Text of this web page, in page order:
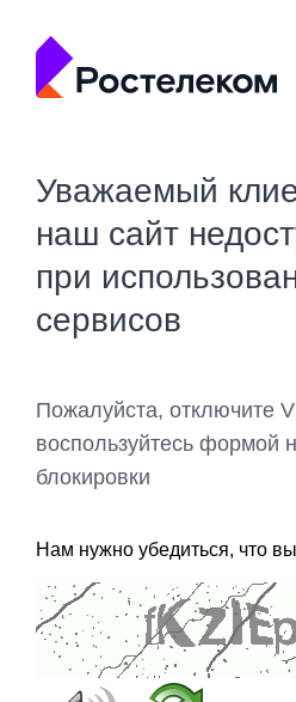
Уважаемый
наш сайт
при
сервисов
Пожалуйста, отключите
воспользуйтесь формой
блокировки
Нам нужно убедиться, что